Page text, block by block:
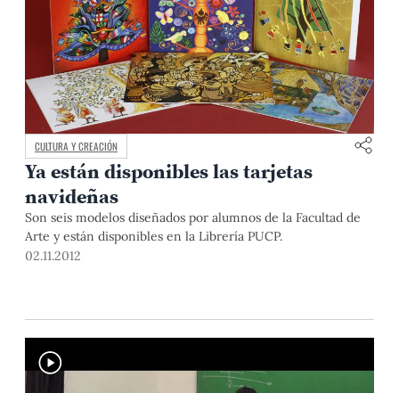
CULTURA Y CREACIÓN
Ya están disponibles las tarjetas
navideñas
Son seis modelos diseñados por alumnos de la Facultad de
Arte y están disponibles en la Librería PUCP.
02.11.2012